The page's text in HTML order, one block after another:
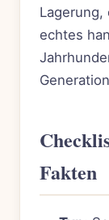
Lagerung,
echtes
Fakten